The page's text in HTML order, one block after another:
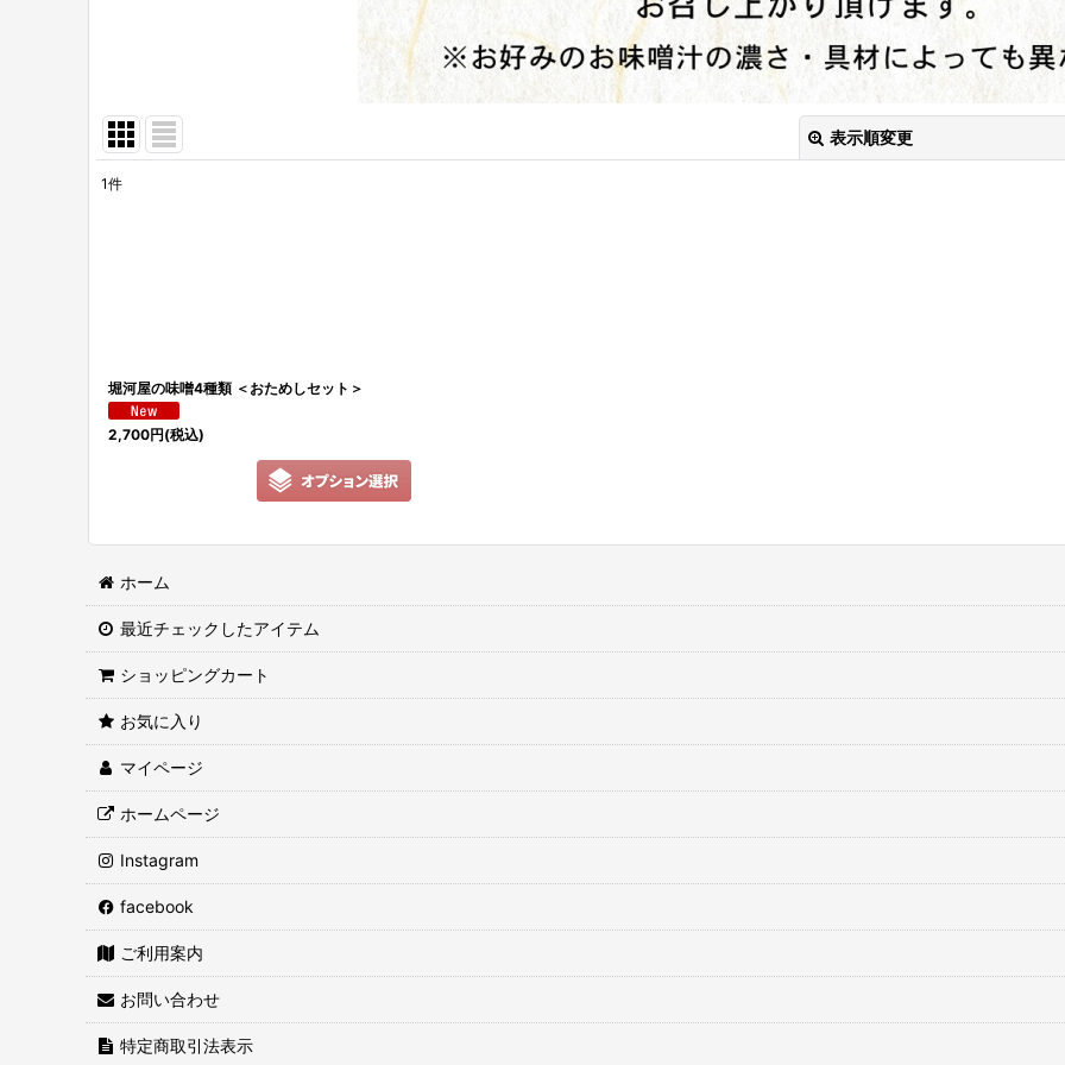
表示順変更
1件
堀河屋の味噌4種類 ＜おためしセット＞
2,700円(税込)
ホーム
最近チェックしたアイテム
ショッピングカート
お気に入り
マイページ
ホームページ
Instagram
facebook
ご利用案内
お問い合わせ
特定商取引法表示